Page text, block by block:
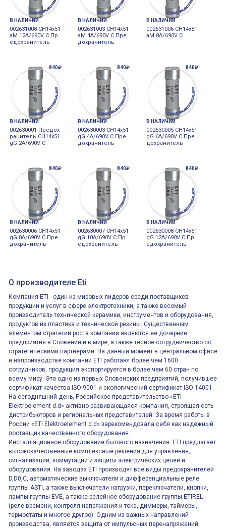
В НАЛИЧИИ
002631008 CH14x51
aM 12A/690V C Пр
едохранитель
В НАЛИЧИИ
002631003 CH14x51
aM 4A/690V C Пре
дохранитель
В НАЛИЧИИ
002631006 CH14x51
aM 8A/690V C
840₽
В НАЛИЧИИ
002630001 Предох
ранитель CH14x51
gG 2A/690V C
840₽
В НАЛИЧИИ
002630003 CH14x51
gG 4A/690V C Пре
дохранитель
840₽
В НАЛИЧИИ
002630005 CH14x51
gG 6A/690V C Пре
дохранитель
840₽
В НАЛИЧИИ
002630006 CH14x51
gG 8A/690V C Пре
дохранитель
840₽
В НАЛИЧИИ
002630007 CH14x51
gG 10A/690V C Пр
едохранитель
840₽
В НАЛИЧИИ
002630008 CH14x51
gG 12A/690V C Пр
едохранитель
О производителе Eti
Компания ETI - один из мировых лидеров среди поставщиков
продукции и услуг в сфере электротехники, а также весомый
производитель технической керамики, инструментов и оборудования,
продуктов из пластика и технической резины. Существенным
элементом стратегии роста компании являются её дочерние
предприятия в Словении и в мире, а также тесное сотрудничество со
стратегическими партнерами. На данный момент в центральном офисе
и напроизводстве компании ETI работают более чем 1600
сотрудников, продукция экспортируется в более чем 60 стран по
всему миру. Это одно из первых Словенских предприятий, получившее
сертификат качества ISO 9001 и экологический сертификат ISO 14001.
На сегодняшний день, Российское представительство «ETI
Elektroelement d.d» активно развивающаяся компания, строящая сеть
дистрибьюторов и региональных представителей. За время работы в
России «ETI Elektroelement d.d» зарекомендовала себя как надежный
поставщик качественного оборудования.
Инсталляционное оборудование бытового назначения: ETI предлагает
высококачественные комплексные решения для управления,
сигнализации, коммутации и защиты электрических цепей и
оборудования. На заводах ETI производят все виды предохранителей
D,D0,C, автоматические выключатели и дифференциальные реле
группы ASTI, а также выключатели нагрузки, переключатели, кнопки,
лампы группы EVE, а также релейное оборудование группы ETIREL
(реле времени, контроля напряжения и тока, диммеры, таймеры,
термостаты и многое другое). Одним из важных направлений
производства, является защита от импульсных перенапряжений